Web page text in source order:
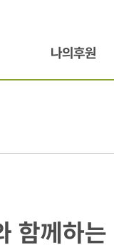
나의후원
함께하는